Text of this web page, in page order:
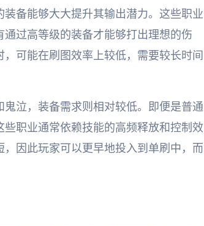
备能够大大提升其输出潜力。这些职业
过高等级的装备才能够打出理想的伤
可能在刷图效率上较低，需要较长时间
泣，装备需求则相对较低。即便是普通
职业通常依赖技能的高频释放和控制效
因此玩家可以更早地投入到单刷中，而